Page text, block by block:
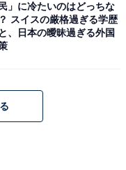
民」に冷たいのはどっちな
スイスの厳格過ぎる学歴
、日本の曖昧過ぎる外国